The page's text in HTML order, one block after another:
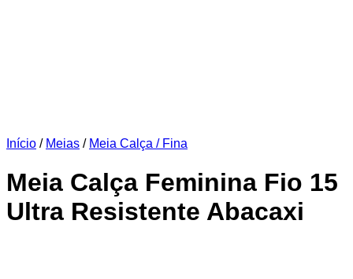
Início / Meias / Meia Calça / Fina
Meia Calça Feminina Fio 15
Ultra Resistente Abacaxi